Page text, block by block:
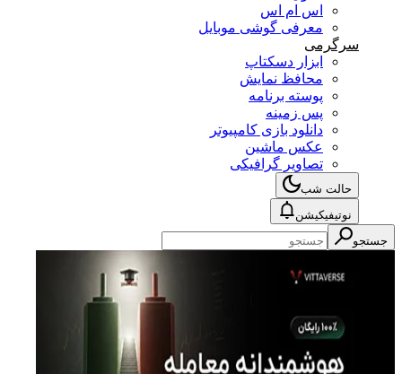
اس ام اس
معرفی گوشی موبایل
سرگرمی
ابزار دسکتاپ
محافظ نمایش
پوسته برنامه
پس زمینه
دانلود بازی کامپیوتر
عکس ماشین
تصاویر گرافیکی
حالت شب
نوتیفیکیشن
جستجو